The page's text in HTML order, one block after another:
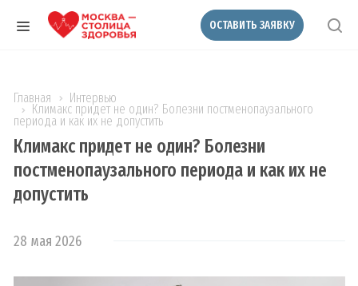
ОСТАВИТЬ ЗАЯВКУ
Главная Интервью
Климакс придет не один? Болезни постменопаузального
периода и как их не допустить
Климакс придет не один? Болезни
постменопаузального периода и как их не
допустить
28 мая 2026